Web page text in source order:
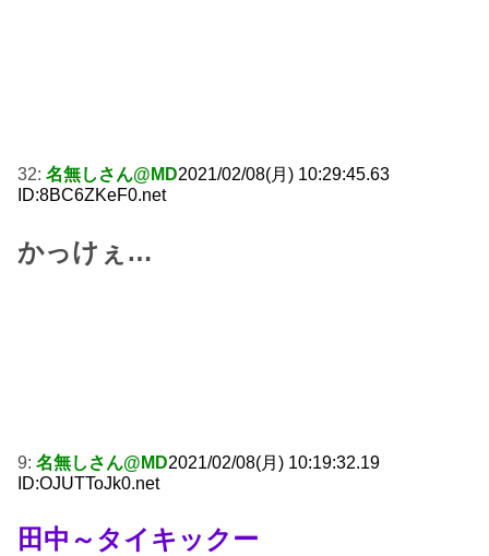
32: 名無しさん@MD2021/02/08(月) 10:29:45.63
ID:8BC6ZKeF0.net
かっけぇ…
9: 名無しさん@MD2021/02/08(月) 10:19:32.19
ID:OJUTToJk0.net
田中～タイキックー